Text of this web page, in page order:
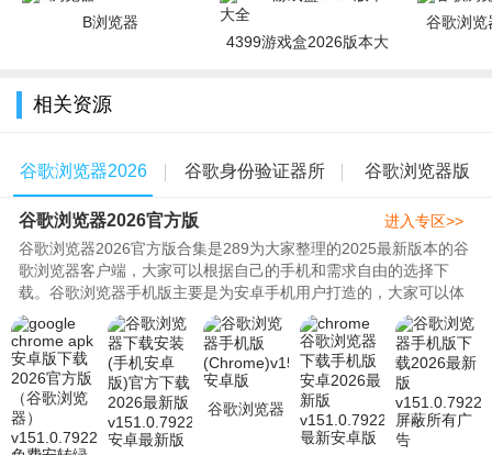
B浏览器
4399游戏盒2026版本大
谷歌浏览
相关资源
谷歌浏览器2026
官方版
谷歌身份验证器所 谷歌浏览器版
本大全
谷歌浏览器2026官方版
谷歌浏览器2026官方版合集是289为大家整理的2025最新版本的谷
歌浏览器客户端，大家可以根据自己的手机和需求自由的选择下
载。谷歌浏览器手机版主要是为安卓手机用户打造的，大家可以体
验最安全的上网冲浪，同时谷歌浏..
进入专区>>
谷歌浏览器